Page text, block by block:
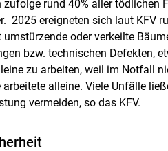
zufolge rund 40% aller tödlichen
2025 ereigneten sich laut KFV
oder verkeilte
bzw. technischen Defekten,
zu arbeiten, weil im Notfall
arbeitete alleine. Viele Unfälle
vermeiden, so das KFV.